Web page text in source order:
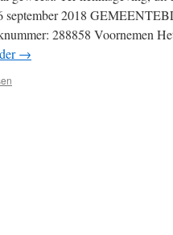
september 2018
288858 Voornemen
→